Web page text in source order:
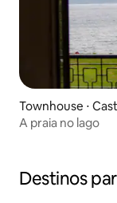
Townhouse ⋅
A praia no lago
Destinos